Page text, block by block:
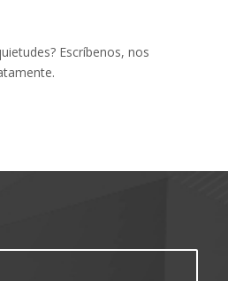
Escríbenos, nos